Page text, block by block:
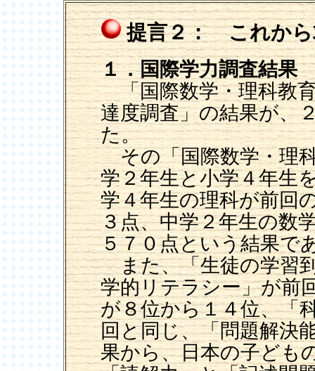
提言２： これから
１．国際学力調査結果
「国際数学・理科教
達度調査」の結果が、
た。
その「国際数学・理
学２年生と小学４年生
学４年生の理科が前回
３点、中学２年生の数
５７０点という結果で
また、「生徒の学習
学的リテラシー」が前
が８位から１４位、「
回と同じ、「問題解決
果から、日本の子ども